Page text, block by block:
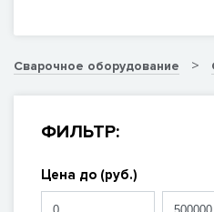
Сварочное оборудование
ФИЛЬТР:
Цена до (руб.)